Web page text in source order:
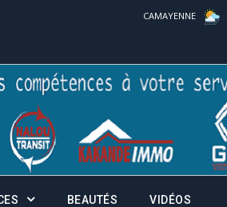
CAMAYENNE
BEAUTÉS VIDÉOS